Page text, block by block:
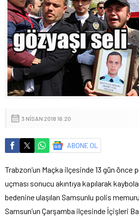
3 NISAN 2018 16:20
ABONE OL
Trabzon’un Maçka ilçesinde 13 gün önce
uçması sonucu akıntıya kapılarak
bedenine ulaşılan Samsunlu polis memuru
Samsun’un Çarşamba ilçesinde İçişleri